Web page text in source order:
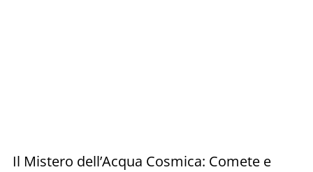
Il Mistero dell’Acqua Cosmica: Comete e